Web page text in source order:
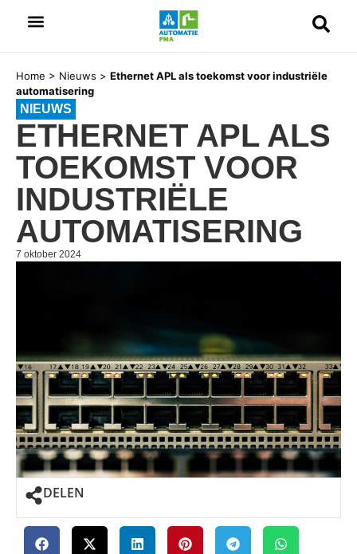
Home > Nieuws > Ethernet APL als toekomst voor industriële
automatisering
NIEUWS
ETHERNET APL ALS
TOEKOMST VOOR
INDUSTRIËLE
AUTOMATISERING
7 oktober 2024
DELEN